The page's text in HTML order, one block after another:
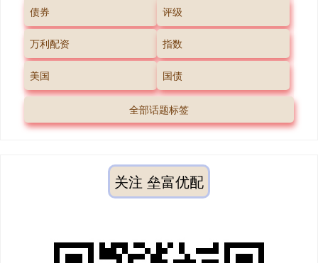
债券 评级
万利配资 指数
美国 国债
全部话题标签
关注 垒富优配